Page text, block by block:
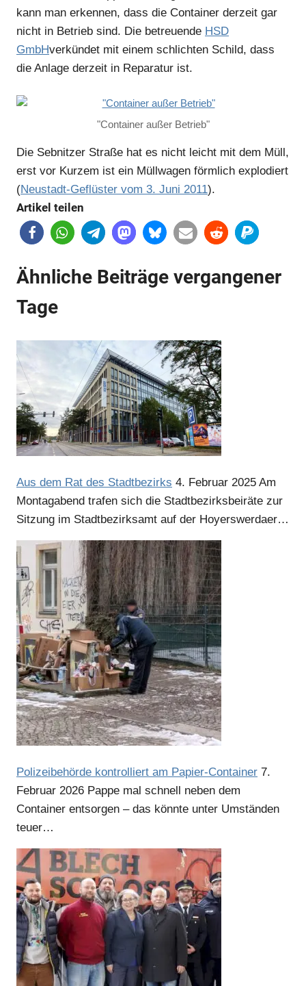
kann man erkennen, dass die Container derzeit gar
nicht in Betrieb sind. Die betreuende HSD
GmbHverkündet mit einem schlichten Schild, dass
die Anlage derzeit in Reparatur ist.
"Container außer Betrieb"
Die Sebnitzer Straße hat es nicht leicht mit dem Müll,
erst vor Kurzem ist ein Müllwagen förmlich explodiert
(Neustadt-Geflüster vom 3. Juni 2011).
Artikel teilen
Ähnliche Beiträge vergangener
Tage
Aus dem Rat des Stadtbezirks 4. Februar 2025 Am
Montagabend trafen sich die Stadtbezirksbeiräte zur
Sitzung im Stadtbezirksamt auf der Hoyerswerdaer…
Polizeibehörde kontrolliert am Papier-Container 7.
Februar 2026 Pappe mal schnell neben dem
Container entsorgen – das könnte unter Umständen
teuer…